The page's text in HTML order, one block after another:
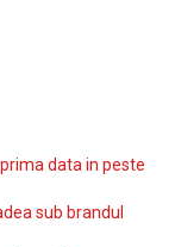
data in peste
sub brandul